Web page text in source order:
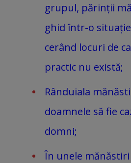
grupul, părinții
ghid într-o
cerând locuri de
practic nu există;
Rânduiala
doamnele să fie
domni;
În unele